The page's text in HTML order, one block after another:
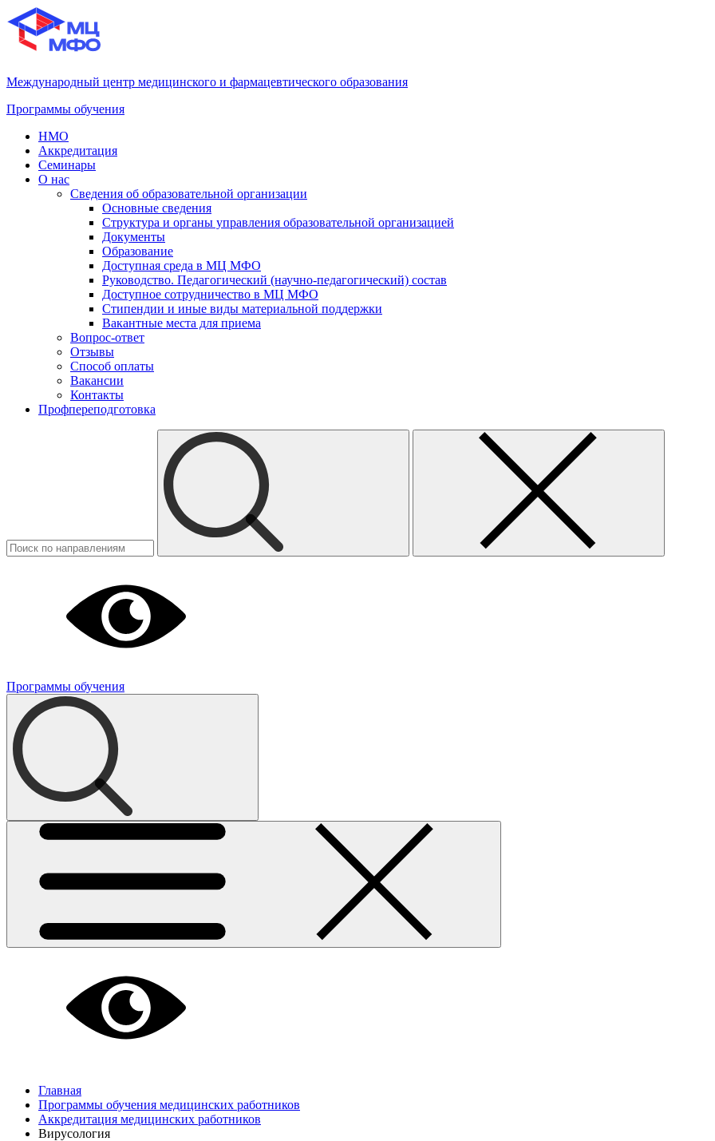
Международный центр медицинского и фармацевтического образования
Программы обучения
НМО
Аккредитация
Семинары
О нас
Сведения об образовательной организации
Основные сведения
Структура и органы управления образовательной организацией
Документы
Образование
Доступная среда в МЦ МФО
Руководство. Педагогический (научно-педагогический) состав
Доступное сотрудничество в МЦ МФО
Стипендии и иные виды материальной поддержки
Вакантные места для приема
Вопрос-ответ
Отзывы
Способ оплаты
Вакансии
Контакты
Профпереподготовка
Программы обучения
Главная
Программы обучения медицинских работников
Аккредитация медицинских работников
Вирусология